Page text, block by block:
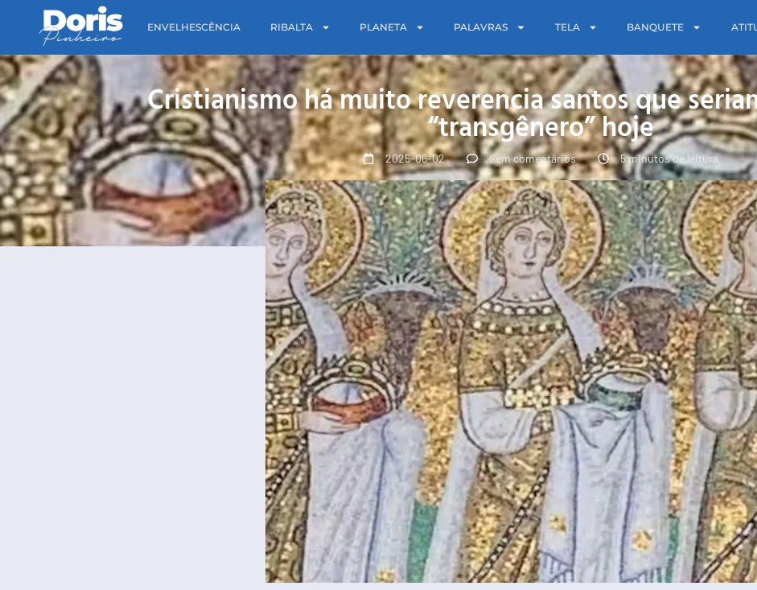
ENVELHESCÊNCIA RIBALTA PLANETA PALAVRAS TELA BANQUETE
Cristianismo há muito reverencia santos que
“transgênero” hoje
2025-06-02 Sem comentários 5 minutos de leitura